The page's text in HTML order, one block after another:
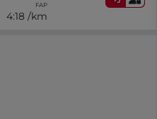
FAP
4:18 /km